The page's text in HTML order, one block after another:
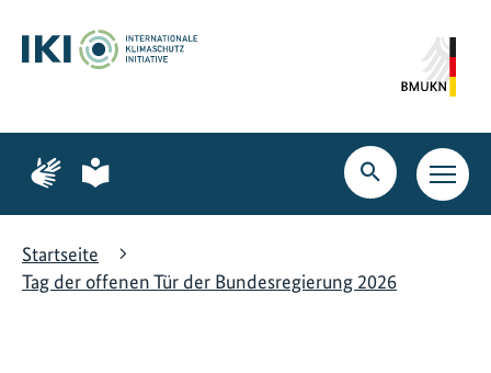
Hauptinhalt
springen
Suche
springen
Hauptnavigation
springen
Zur
Seite
Gebärdensprache
Zur
Seite
leichte
Suche
öffnen
Startseite
Tag der offenen Tür der Bundesregierung 2026